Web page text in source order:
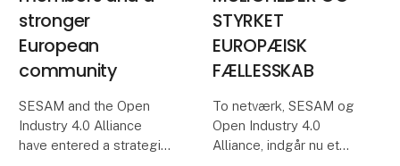
stronger
European
community
SESAM and the Open
Industry 4.0 Alliance
have entered a strategic
STYRKET
EUROPÆISK
FÆLLESSKAB
To netværk, SESAM og
Open Industry 4.0
Alliance, indgår nu et